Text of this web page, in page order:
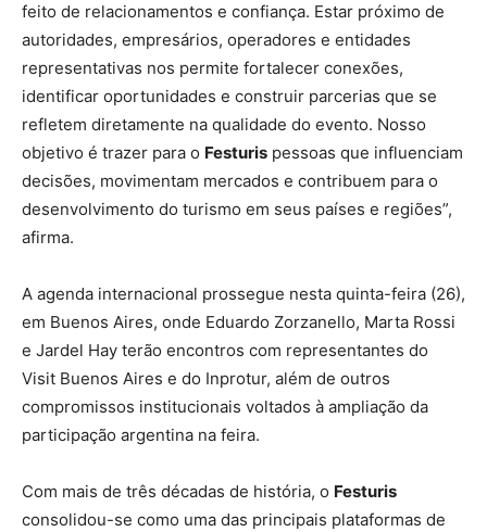
feito de relacionamentos e confiança. Estar próximo de
autoridades, empresários, operadores e entidades
representativas nos permite fortalecer conexões,
identificar oportunidades e construir parcerias que se
refletem diretamente na qualidade do evento. Nosso
objetivo é trazer para o Festuris pessoas que influenciam
decisões, movimentam mercados e contribuem para o
desenvolvimento do turismo em seus países e regiões”,
afirma.
A agenda internacional prossegue nesta quinta-feira (26),
em Buenos Aires, onde Eduardo Zorzanello, Marta Rossi
e Jardel Hay terão encontros com representantes do
Visit Buenos Aires e do Inprotur, além de outros
compromissos institucionais voltados à ampliação da
participação argentina na feira.
Com mais de três décadas de história, o Festuris
consolidou-se como uma das principais plataformas de